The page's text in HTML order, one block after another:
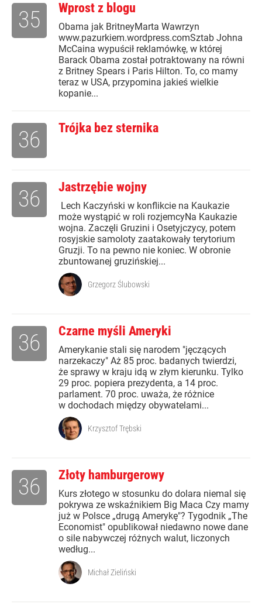
Wprost z blogu
Obama jak BritneyMarta Wawrzyn
www.pazurkiem.wordpress.comSztab Johna
McCaina wypuścił reklamówkę, w której
Barack Obama został potraktowany na równi
z Britney Spears i Paris Hilton. To, co mamy
teraz w USA, przypomina jakieś wielkie
kopanie...
35
Trójka bez sternika
36
Jastrzębie wojny
Lech Kaczyński w konflikcie na Kaukazie
może wystąpić w roli rozjemcyNa Kaukazie
wojna. Zaczęli Gruzini i Osetyjczycy, potem
rosyjskie samoloty zaatakowały terytorium
Gruzji. To na pewno nie koniec. W obronie
zbuntowanej gruzińskiej...
36
Grzegorz Ślubowski
Czarne myśli Ameryki
Amerykanie stali się narodem "jęczących
narzekaczy" Aż 85 proc. badanych twierdzi,
że sprawy w kraju idą w złym kierunku. Tylko
29 proc. popiera prezydenta, a 14 proc.
parlament. 70 proc. uważa, że różnice
w dochodach między obywatelami...
36
Krzysztof Trębski
Złoty hamburgerowy
Kurs złotego w stosunku do dolara niemal się
pokrywa ze wskaźnikiem Big Maca Czy mamy
już w Polsce „drugą Amerykę"? Tygodnik „The
Economist" opublikował niedawno nowe dane
o sile nabywczej różnych walut, liczonych
według...
36
Michał Zieliński